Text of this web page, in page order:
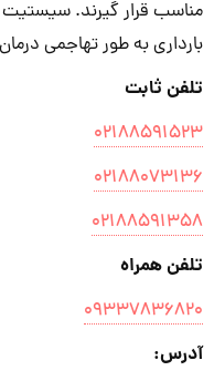
مناسب قرار گیرند. سیستیت
بارداری به طور تهاجمی
تلفن ثابت
۰۲۱۸۸۵۹۱۵۲۳
۰۲۱۸۸۰۷۳۱۳۶
۰۲۱۸۸۵۹۱۳۵۸
تلفن همراه
۰۹۳۳۷۸۳۶۸۲۰
آدرس: